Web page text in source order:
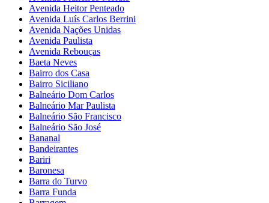
Avenida Heitor Penteado
Avenida Luís Carlos Berrini
Avenida Nações Unidas
Avenida Paulista
Avenida Rebouças
Baeta Neves
Bairro dos Casa
Bairro Siciliano
Balneário Dom Carlos
Balneário Mar Paulista
Balneário São Francisco
Balneário São José
Bananal
Bandeirantes
Bariri
Baronesa
Barra do Turvo
Barra Funda